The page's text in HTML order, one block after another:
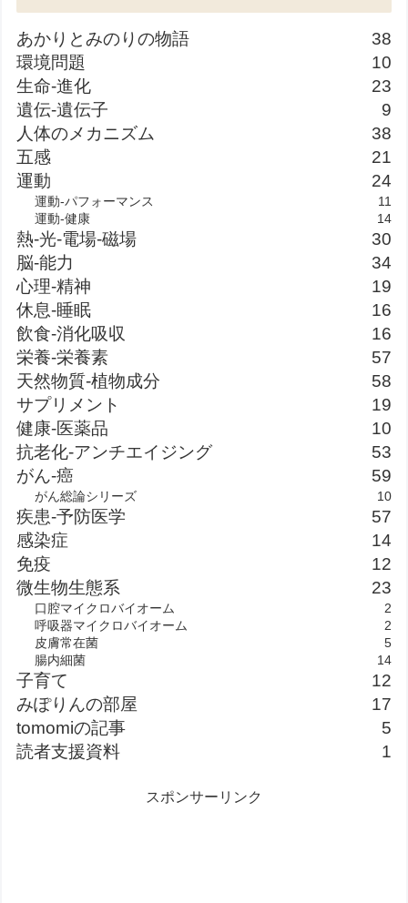
あかりとみのりの物語
38
環境問題
10
生命-進化
23
遺伝-遺伝子
9
人体のメカニズム
38
五感
21
運動
24
運動-パフォーマンス
11
運動-健康
14
熱-光-電場-磁場
30
脳-能力
34
心理-精神
19
休息-睡眠
16
飲食-消化吸収
16
栄養-栄養素
57
天然物質-植物成分
58
サプリメント
19
健康-医薬品
10
抗老化-アンチエイジング
53
がん-癌
59
がん総論シリーズ 10
疾患-予防医学
57
感染症
14
免疫
12
微生物生態系
23
口腔マイクロバイオーム
2
呼吸器マイクロバイオーム
2
皮膚常在菌
5
腸内細菌
14
子育て
12
みぽりんの部屋
17
tomomiの記事
5
読者支援資料
1
スポンサーリンク